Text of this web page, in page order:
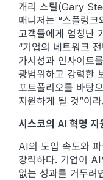
개리 스틸(Gary
매니저는 “스플렁크
고객들에게 엄청난
“기업의 네트워크
가시성과 인사이트
광범위하고 강력한
포트폴리오를 바탕
지원하게 될 것”이
시스코의 AI 혁명 지
AI의 도입 속도와
강력하다. 기업이
없는 성과를 거두려